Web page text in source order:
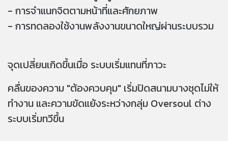
- การจำแนกจิตตามหน้าที่และศักยภาพ
- การทดลองใช้งานพลังงานขนาดใหญ่ผ่านระบบรวม
จุดเปลี่ยนเกิดขึ้นเมื่อ ระบบเริ่มแทนที่ภาวะ
คลื่นของความ "ต้องควบคุม" เริ่มปิดสนามบางชุดไม่ให้
ทำงาน และความขัดแย้งระหว่างกลุ่ม Oversoul ต่าง
ระบบเริ่มทวีขึ้น